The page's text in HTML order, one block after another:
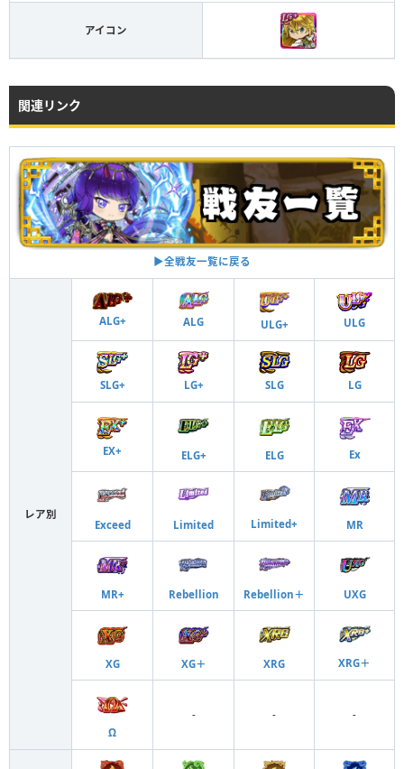
アイコン
関連リンク
▶︎全戦友一覧に戻る
レア別
ALG+ ALG ULG+ ULG
SLG+ LG+ SLG LG
EX+ ELG+ ELG Ex
Exceed Limited Limited+ MR
MR+ Rebellion Rebellion＋ UXG
XG XG＋ XRG XRG＋
Ω
- - -